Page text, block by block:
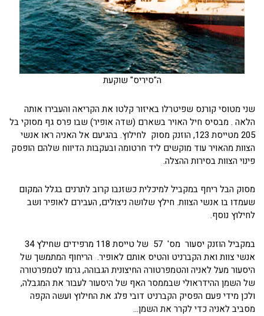
ה"סיריס" שוקעת
שני מטוסי קורנס שפיטרלו באיזור קלטו את הקריאה והעבירו אותה
הלאה . מבסיס חיל האויר בשארם (שדה אופיר) שבו פרס גף מסוקי בל
205 מטייסת 123, הוזנק מסוק לחילוץ. בהגיעם אל האניה ראו אנשי
הצוות מהאויר עוד מוקשים ליד חרטומה ובעקבות הדיווח שלהם הופסק
פינוי הצוות בסירות ההצלה.
מסוק הבל ריחף במקביל למיכלית כשזנבו קרוב לתרנים בגלל המקום
שעמדו בו אנשי הצוות. חילץ שלושה ניצולים, העבירם לאופיר ושב
לחילוץ נוסף.
במקביל הוזנק יסעור מס' 57 של טייסת 118 מרפידים שחילץ 34
אנשי צוות ואת הקברניט והטיס אותם לאופיר. הריחוף המתמשך של
היסעור מעל לאניה והטמפרטורה החיצונית הגבוהה, גרמו לטמפרטורה
של השמן ההידראולי שבממסר האף של היסעור לעבור את המגבלה,
ולכן מידי פעם הפסיק הקברניט דובי פלג את החילוץ ועשה הקפה
מסביב לאניה כדי לקרר את השמן…